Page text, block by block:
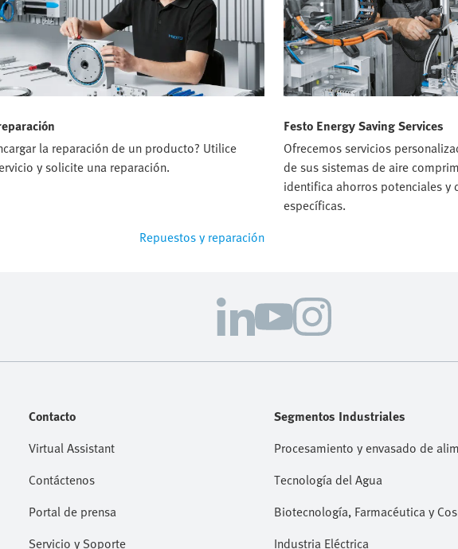
la reparación de un producto? Utilice
y solicite una reparación.
Repuestos y reparación
Festo Energy Saving Services
Ofrecemos servicios
de sus sistemas de aire
identifica ahorros potenciales y
específicas.
Contacto
Virtual Assistant
Contáctenos
Portal de prensa
Servicio y Soporte
Segmentos Industriales
Procesamiento y envasado de
Tecnología del Agua
Biotecnología, Farmacéutica y
Industria Eléctrica